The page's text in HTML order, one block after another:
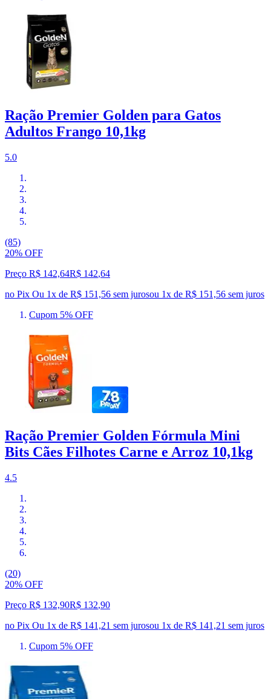
Ração Premier Golden para Gatos
Adultos Frango 10,1kg
5.0
(85)
20% OFF
Preço R$ 142,64R$ 142,64
no Pix Ou 1x de R$ 151,56 sem jurosou 1x de R$ 151,56 sem juros
Cupom 5% OFF
Ração Premier Golden Fórmula Mini
Bits Cães Filhotes Carne e Arroz 10,1kg
4.5
(20)
20% OFF
Preço R$ 132,90R$ 132,90
no Pix Ou 1x de R$ 141,21 sem jurosou 1x de R$ 141,21 sem juros
Cupom 5% OFF